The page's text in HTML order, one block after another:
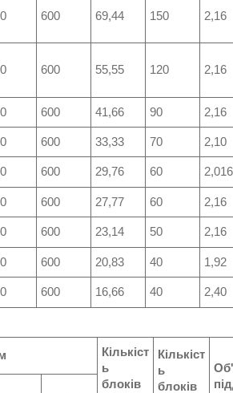
600 69,44 150 2,16
600 55,55 120 2,16
600 41,66 90 2,16
600 33,33 70 2,10
600 29,76 60 2,016
600 27,77 60 2,16
600 23,14 50 2,16
600 20,83 40 1,92
600 16,66 40 2,40
Кількіст
ь
блоків
Кількіст
ь
блоків